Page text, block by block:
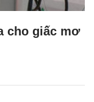
cho giấc mơ